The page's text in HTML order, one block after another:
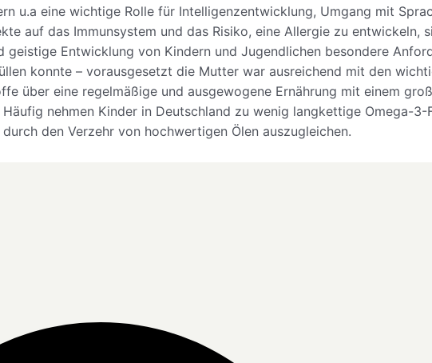
u.a eine wichtige Rolle für Intelligenzentwicklung, Umgang mit
auf das Immunsystem und das Risiko, eine Allergie zu entwickeln,
Entwicklung von Kindern und Jugendlichen besondere
konnte – vorausgesetzt die Mutter war ausreichend mit den
über eine regelmäßige und ausgewogene Ernährung mit einem
nehmen Kinder in Deutschland zu wenig langkettige Omega-3-
den Verzehr von hochwertigen Ölen auszugleichen.